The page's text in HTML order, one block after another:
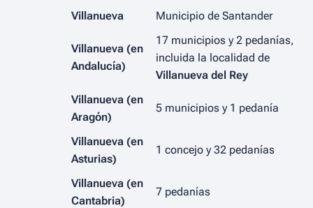
Villanueva
Municipio de Santander
Villanueva (en
Andalucía)
17 municipios y 2 pedanías,
incluida la localidad de
Villanueva del Rey
Villanueva (en
Aragón)
5 municipios y 1 pedanía
Villanueva (en
Asturias)
1 concejo y 32 pedanías
Villanueva (en
Cantabria)
7 pedanías